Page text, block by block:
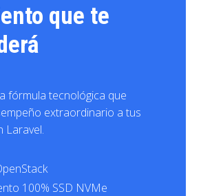
que te
fórmula tecnológica que
extraordinario a tus
Laravel.
100% SSD NVMe